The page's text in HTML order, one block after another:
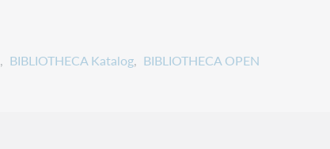
BIBLIOTHECA Katalog BIBLIOTHECA OPEN